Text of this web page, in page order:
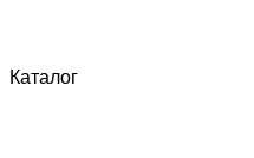
Каталог